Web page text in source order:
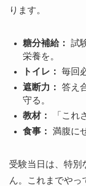
ります。
糖分補給： 試
栄養を。
トイレ： 毎回
遮断力： 答え
守る。
教材：
「これ
食事： 満腹に
受験当日は、特別
ん。これまでやっ